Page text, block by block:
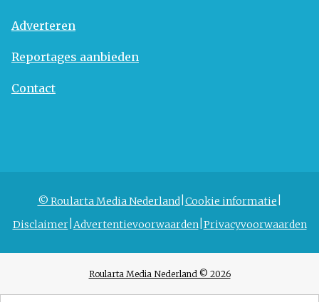
Adverteren
Reportages aanbieden
Contact
© Roularta Media Nederland Cookie informatie
Disclaimer Advertentievoorwaarden Privacyvoorwaarden
Roularta Media Nederland © 2026